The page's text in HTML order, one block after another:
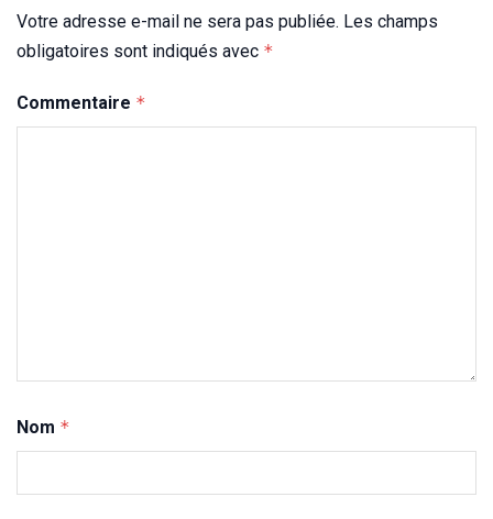
Votre adresse e-mail ne sera pas publiée. Les champs
obligatoires sont indiqués avec *
Commentaire *
Nom *